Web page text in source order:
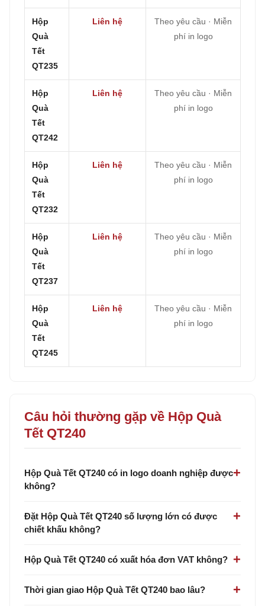
Hộp
Quà
Tết
QT235
Liên hệ
Theo yêu cầu · Miễn
phí in logo
Hộp
Quà
Tết
QT242
Liên hệ
Theo yêu cầu · Miễn
phí in logo
Hộp
Quà
Tết
QT232
Liên hệ
Theo yêu cầu · Miễn
phí in logo
Hộp
Quà
Tết
QT237
Liên hệ
Theo yêu cầu · Miễn
phí in logo
Hộp
Quà
Tết
QT245
Liên hệ
Theo yêu cầu · Miễn
phí in logo
Câu hỏi thường gặp về Hộp Quà
Tết QT240
Hộp Quà Tết QT240 có in logo doanh nghiệp được
không?
Đặt Hộp Quà Tết QT240 số lượng lớn có được
chiết khấu không?
Hộp Quà Tết QT240 có xuất hóa đơn VAT không?
Thời gian giao Hộp Quà Tết QT240 bao lâu?